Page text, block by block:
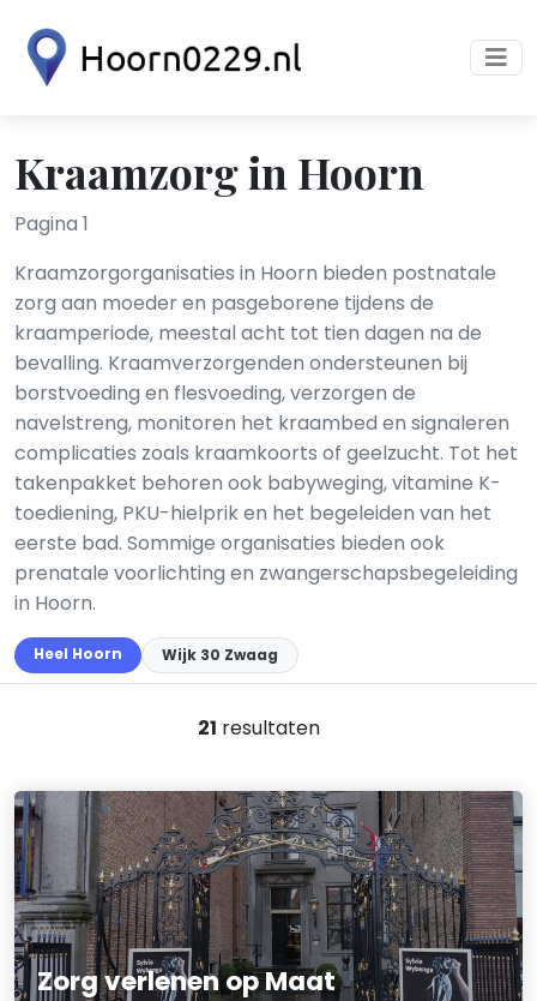
Kraamzorg in Hoorn
Pagina 1
Kraamzorgorganisaties in Hoorn bieden postnatale
zorg aan moeder en pasgeborene tijdens de
kraamperiode, meestal acht tot tien dagen na de
bevalling. Kraamverzorgenden ondersteunen bij
borstvoeding en flesvoeding, verzorgen de
navelstreng, monitoren het kraambed en signaleren
complicaties zoals kraamkoorts of geelzucht. Tot het
takenpakket behoren ook babyweging, vitamine K-
toediening, PKU-hielprik en het begeleiden van het
eerste bad. Sommige organisaties bieden ook
prenatale voorlichting en zwangerschapsbegeleiding
in Hoorn.
Heel Hoorn Wijk 30 Zwaag
21 resultaten
Zorg verlenen op Maat